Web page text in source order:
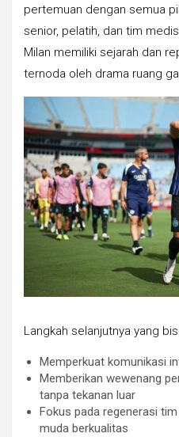
pertemuan dengan semua
senior, pelatih, dan tim
Milan memiliki sejarah dan
ternoda oleh drama ruang
Langkah selanjutnya yang
Memperkuat komunikasi
Memberikan wewenang
tanpa tekanan luar
Fokus pada regenerasi
muda berkualitas